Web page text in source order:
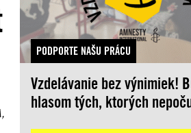
PODPORTE NAŠU PRÁCU
Vzdelávanie bez výnimiek!
hlasom tých, ktorých